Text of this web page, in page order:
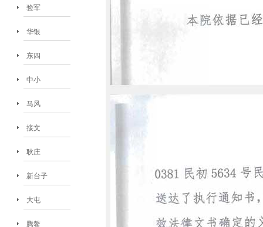
验军
华银
东四
中小
马风
接文
耿庄
新台子
大屯
腾鳌